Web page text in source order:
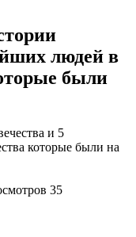
людей в
были
35